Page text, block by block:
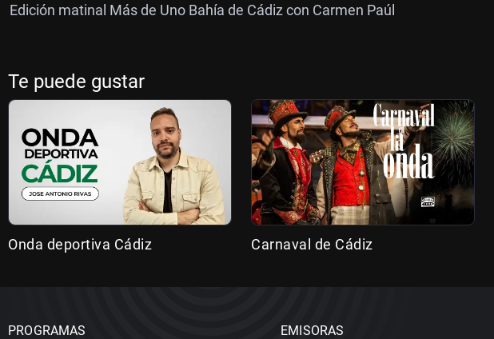
Edición matinal Más de Uno Bahía de Cádiz con Carmen Paúl
Te puede gustar
Onda deportiva Cádiz Carnaval de Cádiz
PROGRAMAS EMISORAS